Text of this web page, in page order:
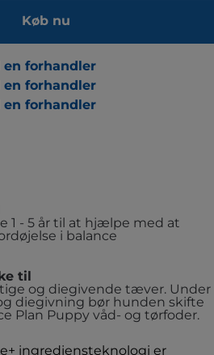
Køb nu
en forhandler
en forhandler
en forhandler
1 - 5 år til at hjælpe med at
i balance
til
og diegivende tæver. Under
diegivning bør hunden skifte
Plan Puppy våd- og tørfoder.
ingrediensteknologi er